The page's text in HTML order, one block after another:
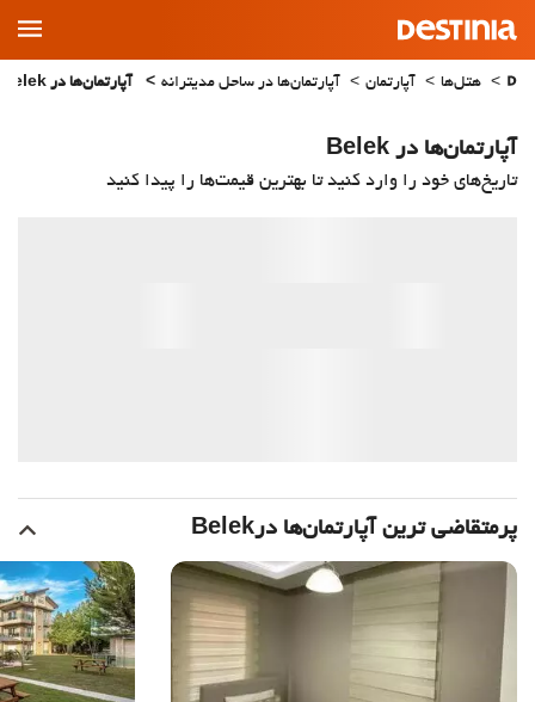
Main
Menu
هتل‌ها آپارتمان آپارتمان‌ها در ساحل مدیترانه آپارتمان‌ها در Belek
آپارتمان‌ها در Belek
تاریخ‌های خود را وارد کنید تا بهترین قیمت‌ها را پیدا کنید
پرمتقاضی ترین آپارتمان‌‌ها درBelek